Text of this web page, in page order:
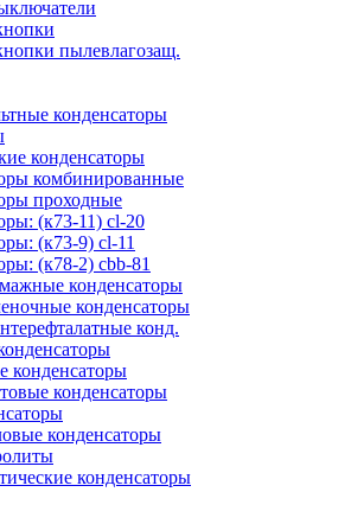
пылевлагозащ.
конденсаторы
конденсаторы
комбинированные
проходные
(к73-11) cl-20
(к73-9) cl-11
(к78-2) cbb-81
конденсаторы
конденсаторы
конд.
конденсаторы
конденсаторы
конденсаторы
конденсаторы